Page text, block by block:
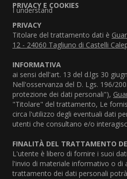
I understand
PRIVACY E COOKIES
PRIVACY
Titolare del trattamento dati è
12 - 24060 Tagliuno di Castelli
INFORMATIVA
ai sensi dell'art. 13 del d.lgs 30
Nell'osservanza del D. Lgs. 196/
protezione dei dati personali"),
"Titolare" del trattamento, Le
circa l'utilizzo degli eventuali dati
utenti che consultano e/o
FINALITÀ DEL TRATTAMENTO
L'utente è libero di fornire i suoi
l'invio di materiale informativo o di
trattamento dei dati personali